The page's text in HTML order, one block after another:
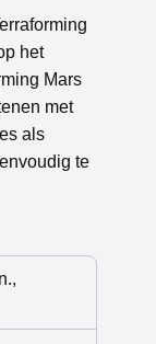
het
Mars
met
als
te